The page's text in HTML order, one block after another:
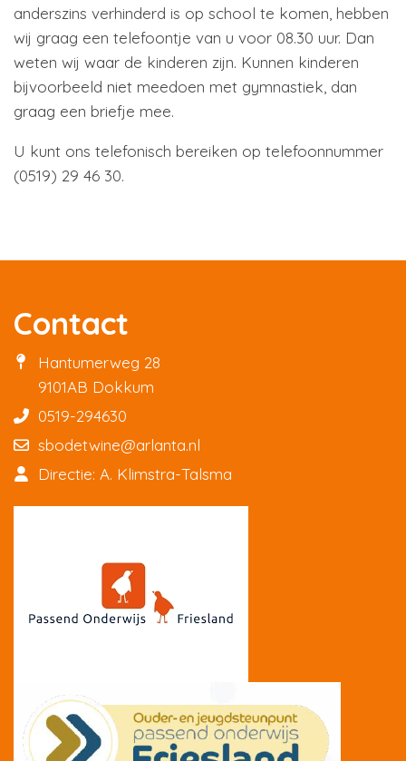
anderszins verhinderd is op school te komen, hebben
wij graag een telefoontje van u voor 08.30 uur. Dan
weten wij waar de kinderen zijn. Kunnen kinderen
bijvoorbeeld niet meedoen met gymnastiek, dan
graag een briefje mee.
U kunt ons telefonisch bereiken op telefoonnummer
(0519) 29 46 30.
Contact
Hantumerweg 28
9101AB Dokkum
0519-294630
sbodetwine@arlanta.nl
Directie: A. Klimstra-Talsma